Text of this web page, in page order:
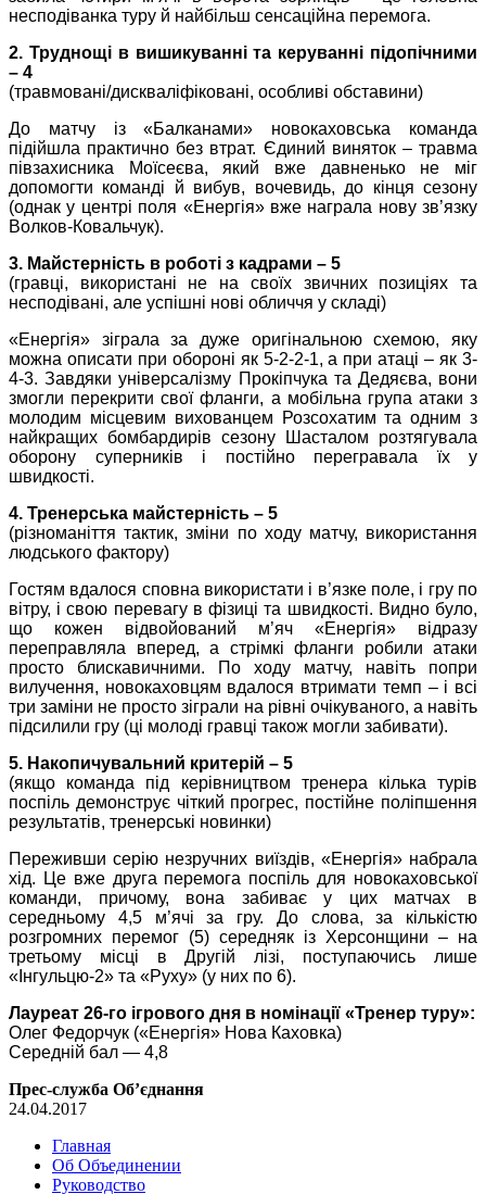
несподіванка туру й найбільш сенсаційна перемога.
2. Труднощі в вишикуванні та керуванні підопічними
– 4
(травмовані/дискваліфіковані, особливі обставини)
До матчу із «Балканами» новокаховська команда
підійшла практично без втрат. Єдиний виняток – травма
півзахисника Моїсеєва, який вже давненько не міг
допомогти команді й вибув, вочевидь, до кінця сезону
(однак у центрі поля «Енергія» вже награла нову зв’язку
Волков-Ковальчук).
3. Майстерність в роботі з кадрами – 5
(гравці, використані не на своїх звичних позиціях та
несподівані, але успішні нові обличчя у складі)
«Енергія» зіграла за дуже оригінальною схемою, яку
можна описати при обороні як 5-2-2-1, а при атаці – як 3-
4-3. Завдяки універсалізму Прокіпчука та Дедяєва, вони
змогли перекрити свої фланги, а мобільна група атаки з
молодим місцевим вихованцем Розсохатим та одним з
найкращих бомбардирів сезону Шасталом розтягувала
оборону суперників і постійно перегравала їх у
швидкості.
4. Тренерська майстерність – 5
(різноманіття тактик, зміни по ходу матчу, використання
людського фактору)
Гостям вдалося сповна використати і в’язке поле, і гру по
вітру, і свою перевагу в фізиці та швидкості. Видно було,
що кожен відвойований м’яч «Енергія» відразу
переправляла вперед, а стрімкі фланги робили атаки
просто блискавичними. По ходу матчу, навіть попри
вилучення, новокаховцям вдалося втримати темп – і всі
три заміни не просто зіграли на рівні очікуваного, а навіть
підсилили гру (ці молоді гравці також могли забивати).
5. Накопичувальний критерій – 5
(якщо команда під керівництвом тренера кілька турів
поспіль демонструє чіткий прогрес, постійне поліпшення
результатів, тренерські новинки)
Переживши серію незручних виїздів, «Енергія» набрала
хід. Це вже друга перемога поспіль для новокаховської
команди, причому, вона забиває у цих матчах в
середньому 4,5 м’ячі за гру. До слова, за кількістю
розгромних перемог (5) середняк із Херсонщини – на
третьому місці в Другій лізі, поступаючись лише
«Інгульцю-2» та «Руху» (у них по 6).
Лауреат 26-го ігрового дня в номінації «Тренер туру»:
Олег Федорчук («Енергія» Нова Каховка)
Середній бал — 4,8
Прес-служба Об’єднання
24.04.2017
Главная
Об Объединении
Руководство